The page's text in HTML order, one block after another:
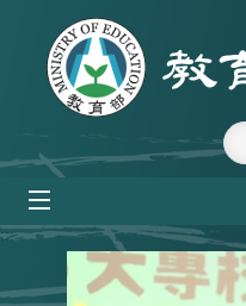
跳到主要內容區塊
:::